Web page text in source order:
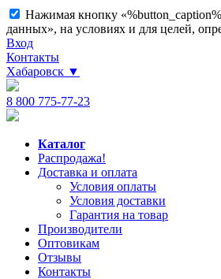
Нажимая кнопку
данных», на условиях и для целей,
Вход
Контакты
Хабаровск ▼
8 800 775-77-23
Каталог
Распродажа!
Доставка и оплата
Условия оплаты
Условия доставки
Гарантия на товар
Производители
Оптовикам
Отзывы
Контакты